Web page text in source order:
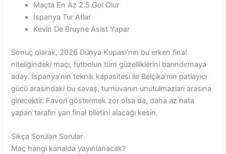
Maçta En Az 2.5 Gol Olur
İspanya Tur Atlar
Kevin De Bruyne Asist Yapar
Sonuç olarak, 2026 Dünya Kupası’nın bu erken final
niteliğindeki maçı, futbolun tüm güzelliklerini barındırmaya
aday. İspanya’nın teknik kapasitesi ile Belçika’nın patlayıcı
gücü arasındaki bu savaş, turnuvanın unutulmazları arasına
girecektir. Favori göstermek zor olsa da, daha az hata
yapan tarafın yarı final biletini alacağı kesin.
Sıkça Sorulan Sorular
Maç hangi kanalda yayınlanacak?